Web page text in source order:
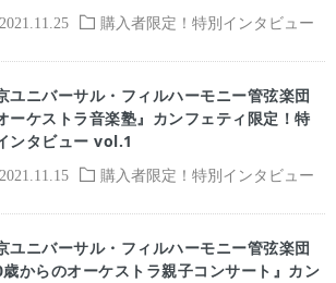
2021.11.25 購入者限定！特別インタビュー
2021.11.15 購入者限定！特別インタビュー
ユニバーサル・フィルハーモニー管弦楽団
ーケストラ音楽塾』カンフェティ限定！特
ンタビュー vol.1
ユニバーサル・フィルハーモニー管弦楽団
歳からのオーケストラ親子コンサート』カン